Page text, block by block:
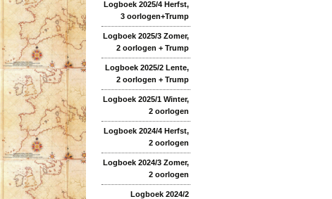
Logboek 2025/4 Herfst,
3 oorlogen+Trump
Logboek 2025/3 Zomer,
2 oorlogen + Trump
Logboek 2025/2 Lente,
2 oorlogen + Trump
Logboek 2025/1 Winter,
2 oorlogen
Logboek 2024/4 Herfst,
2 oorlogen
Logboek 2024/3 Zomer,
2 oorlogen
Logboek 2024/2